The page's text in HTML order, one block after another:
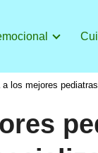
a los mejores